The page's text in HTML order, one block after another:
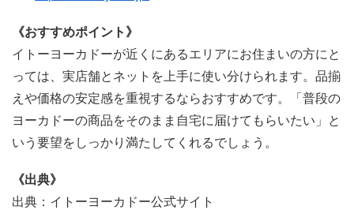
《おすすめポイント》
イトーヨーカドーが近くにあるエリアにお住まいの方にと
っては、実店舗とネットを上手に使い分けられます。品揃
えや価格の安定感を重視するならおすすめです。「普段の
ヨーカドーの商品をそのまま自宅に届けてもらいたい」と
いう要望をしっかり満たしてくれるでしょう。
《出典》
出典：イトーヨーカドー公式サイト